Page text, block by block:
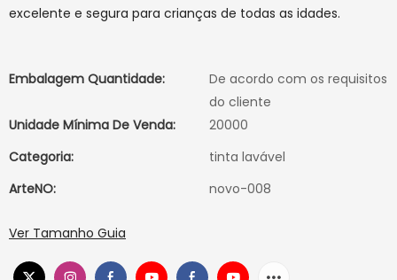
excelente e segura para crianças de todas as idades.
Embalagem Quantidade:
De acordo com os requisitos
do cliente
Unidade Mínima De Venda:
20000
Categoria:
tinta lavável
ArteNO:
novo-008
Ver Tamanho Guia